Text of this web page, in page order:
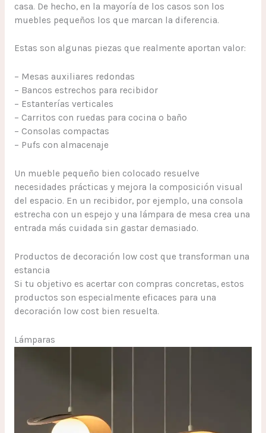
casa. De hecho, en la mayoría de los casos son los
muebles pequeños los que marcan la diferencia.
Estas son algunas piezas que realmente aportan valor:
– Mesas auxiliares redondas
– Bancos estrechos para recibidor
– Estanterías verticales
– Carritos con ruedas para cocina o baño
– Consolas compactas
– Pufs con almacenaje
Un mueble pequeño bien colocado resuelve
necesidades prácticas y mejora la composición visual
del espacio. En un recibidor, por ejemplo, una consola
estrecha con un espejo y una lámpara de mesa crea una
entrada más cuidada sin gastar demasiado.
Productos de decoración low cost que transforman una
estancia
Si tu objetivo es acertar con compras concretas, estos
productos son especialmente eficaces para una
decoración low cost bien resuelta.
Lámparas